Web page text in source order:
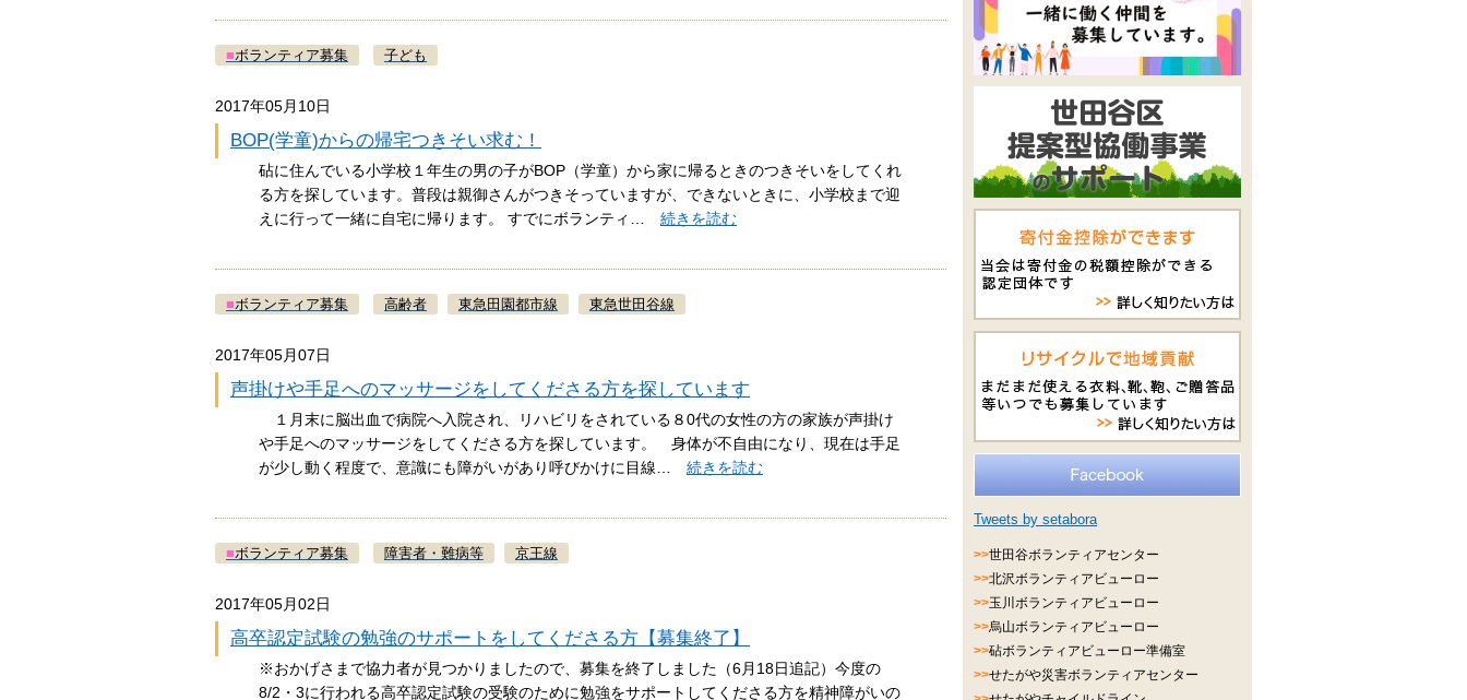
■ボランティア募集 子ども
2017年05月10日
BOP(学童)からの帰宅つきそい求む！
砧に住んでいる小学校１年生の男の子がBOP（学童）から家に帰るときのつきそいをしてくれ
る方を探しています。普段は親御さんがつきそっていますが、できないときに、小学校まで迎
えに行って一緒に自宅に帰ります。 すでにボランティ… 続きを読む
■ボランティア募集 高齢者 東急田園都市線 東急世田谷線
2017年05月07日
声掛けや手足へのマッサージをしてくださる方を探しています
１月末に脳出血で病院へ入院され、リハビリをされている８0代の女性の方の家族が声掛け
や手足へのマッサージをしてくださる方を探しています。 身体が不自由になり、現在は手足
が少し動く程度で、意識にも障がいがあり呼びかけに目線… 続きを読む
■ボランティア募集 障害者・難病等 京王線
2017年05月02日
高卒認定試験の勉強のサポートをしてくださる方【募集終了】
※おかげさまで協力者が見つかりましたので、募集を終了しました（6月18日追記）今度の
8/2・3に行われる高卒認定試験の受験のために勉強をサポートしてくださる方を精神障がいの
Tweets by setabora
>>世田谷ボランティアセンター
>>北沢ボランティアビューロー
>>玉川ボランティアビューロー
>>烏山ボランティアビューロー
>>砧ボランティアビューロー準備室
>>せたがや災害ボランティアセンター